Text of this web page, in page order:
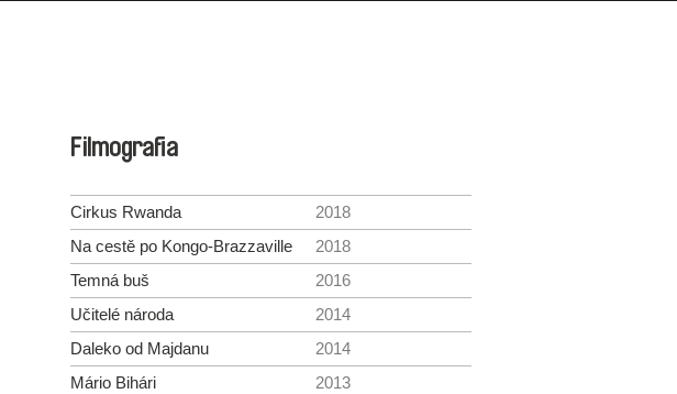
Filmografia
Cirkus Rwanda
2018
Na cestě po Kongo-Brazzaville
2018
Temná buš
2016
Učitelé národa
2014
Daleko od Majdanu
2014
Mário Bihári
2013